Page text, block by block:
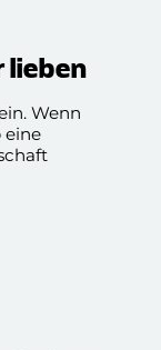
lieben
Wenn
eine